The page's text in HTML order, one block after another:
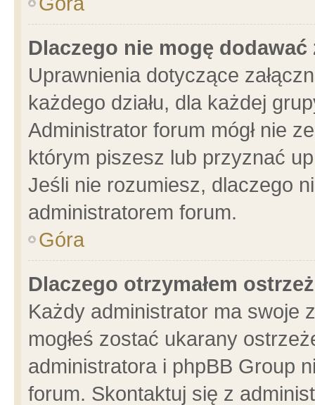
Dlaczego nie mogę dodawać
Uprawnienia dotyczące
każdego działu, dla każdej
Administrator forum mógł nie
którym piszesz lub przyznać
Jeśli nie rozumiesz, dlaczego
administratorem forum.
Góra
Dlaczego otrzymałem
Każdy administrator ma swoje
mogłeś zostać ukarany
administratora i phpBB Group
forum. Skontaktuj się z